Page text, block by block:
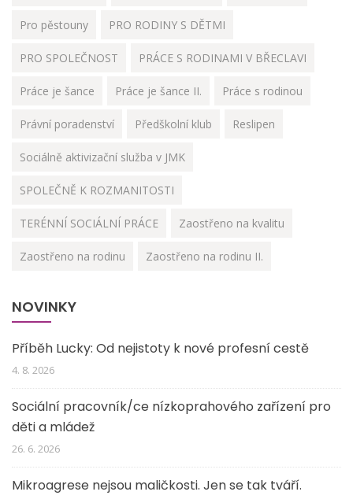
Pro pěstouny PRO RODINY S DĚTMI
PRO SPOLEČNOST PRÁCE S RODINAMI V BŘECLAVI
Práce je šance Práce je šance II. Práce s rodinou
Právní poradenství Předškolní klub Reslipen
Sociálně aktivizační služba v JMK
SPOLEČNĚ K ROZMANITOSTI
TERÉNNÍ SOCIÁLNÍ PRÁCE Zaostřeno na kvalitu
Zaostřeno na rodinu Zaostřeno na rodinu II.
NOVINKY
Příběh Lucky: Od nejistoty k nové profesní cestě
4. 8. 2026
Sociální pracovník/ce nízkoprahového zařízení pro
děti a mládež
26. 6. 2026
Mikroagrese nejsou maličkosti. Jen se tak tváří.